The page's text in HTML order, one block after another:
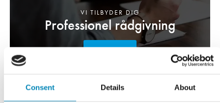
Consent Details About
Professionel rådgivning
VI TILBYDER DIG